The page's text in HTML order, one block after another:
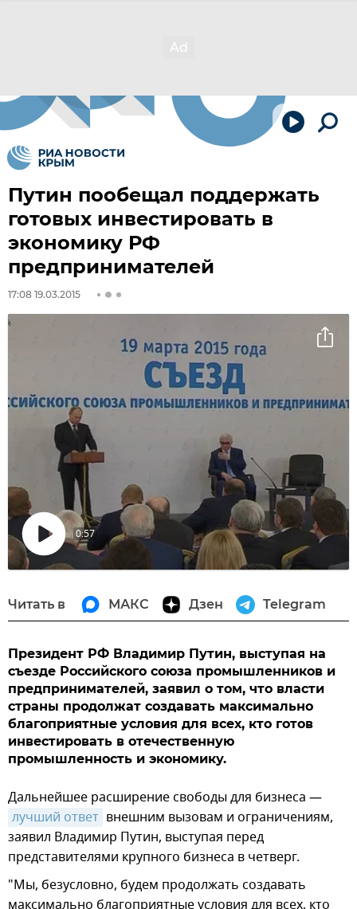
Путин пообещал поддержать
готовых инвестировать в
экономику РФ
предпринимателей
17:08 19.03.2015
Воспроизвести
0:57
Читать в МАКС Дзен Telegram
Президент РФ Владимир Путин, выступая на
съезде Российского союза промышленников и
предпринимателей, заявил о том, что власти
страны продолжат создавать максимально
благоприятные условия для всех, кто готов
инвестировать в отечественную
промышленность и экономику.
Дальнейшее расширение свободы для бизнеса —
лучший ответ внешним вызовам и ограничениям,
заявил Владимир Путин, выступая перед
представителями крупного бизнеса в четверг.
"Мы, безусловно, будем продолжать создавать
максимально благоприятные условия для всех, кто